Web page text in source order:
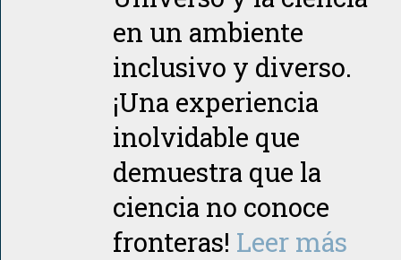
en un ambiente
inclusivo y diverso.
¡Una experiencia
inolvidable que
demuestra que la
ciencia no conoce
fronteras! Leer más